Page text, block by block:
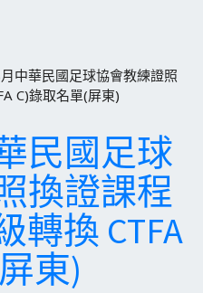
中華民國足球協會教練證照
C)錄取名單(屏東)
民國足球
換證課程
轉換 CTFA
東)